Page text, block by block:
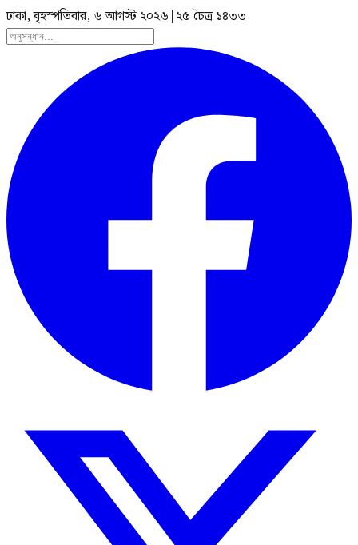
ঢাকা, বৃহস্পতিবার, ৬ আগস্ট ২০২৬ | ২৫ চৈত্র ১৪৩৩